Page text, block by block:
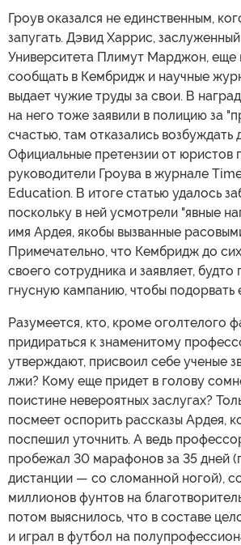
Гроув оказался не единственным,
запугать. Дэвид Харрис,
Университета Плимут Марджон, еще
сообщать в Кембридж и научные
выдает чужие труды за свои. В
на него тоже заявили в полицию за
счастью, там отказались возбуждать
Официальные претензии от юристов
руководители Гроува в журнале
Education. В итоге статью удалось
поскольку в ней усмотрели "явные
имя Ардея, якобы вызванные
Примечательно, что Кембридж до
своего сотрудника и заявляет, будто
гнусную кампанию, чтобы подорвать
Разумеется, кто, кроме оголтелого
придираться к знаменитому
утверждают, присвоил себе ученые
лжи? Кому еще придет в голову
поистине невероятных заслугах?
посмеет оспорить рассказы Ардея,
поспешил уточнить. А ведь
пробежал 30 марафонов за 35 дней
дистанции — со сломанной ногой),
миллионов фунтов на
потом выяснилось, что в составе
и играл в футбол на